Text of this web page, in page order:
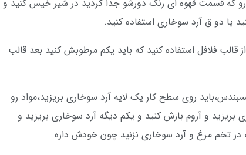
رو كه قسمت قهوه ای رنگ دورشو جدا كرديد در شير خيس كنيد و
يا دو ق آرد سوخاری استفاده کنید.
قالب فلافل استفاده كنيد كه بايد يكم مرطوبش كنيد بعد قالب
روی سطح كار يك لايه آرد سوخاری بريزيد،مواد رو
و آروم بازش كنيد و يكم ديگه آرد سوخاری بريزيد و
در تخم مرغ و آرد سوخاری نزنيد چون خودش داره.